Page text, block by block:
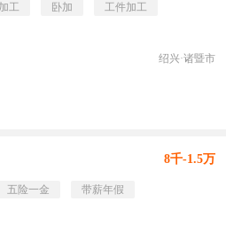
工 卧加
工件加工
绍兴·诸暨市
8千-1.5万
五险一金
带薪年假